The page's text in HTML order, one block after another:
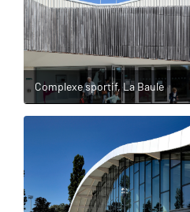
Complexe sportif, La Baule